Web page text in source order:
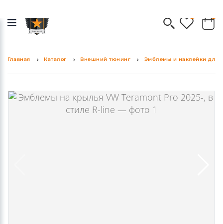
Главная Каталог Внешний тюнинг Эмблемы и наклейки для